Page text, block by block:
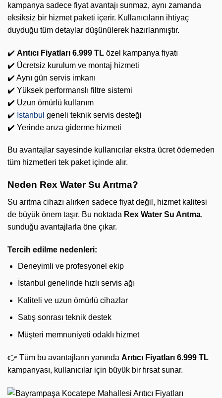
kampanya sadece fiyat avantajı sunmaz, aynı zamanda
eksiksiz bir hizmet paketi içerir. Kullanıcıların ihtiyaç
duyduğu tüm detaylar düşünülerek hazırlanmıştır.
✔️ Arıtıcı Fiyatları 6.999 TL özel kampanya fiyatı
✔️ Ücretsiz kurulum ve montaj hizmeti
✔️ Aynı gün servis imkanı
✔️ Yüksek performanslı filtre sistemi
✔️ Uzun ömürlü kullanım
✔️ İstanbul geneli teknik servis desteği
✔️ Yerinde arıza giderme hizmeti
Bu avantajlar sayesinde kullanıcılar ekstra ücret ödemeden
tüm hizmetleri tek paket içinde alır.
Neden Rex Water Su Arıtma?
Su arıtma cihazı alırken sadece fiyat değil, hizmet kalitesi
de büyük önem taşır. Bu noktada Rex Water Su Arıtma,
sunduğu avantajlarla öne çıkar.
Tercih edilme nedenleri:
Deneyimli ve profesyonel ekip
İstanbul genelinde hızlı servis ağı
Kaliteli ve uzun ömürlü cihazlar
Satış sonrası teknik destek
Müşteri memnuniyeti odaklı hizmet
👉 Tüm bu avantajların yanında Arıtıcı Fiyatları 6.999 TL
kampanyası, kullanıcılar için büyük bir fırsat sunar.